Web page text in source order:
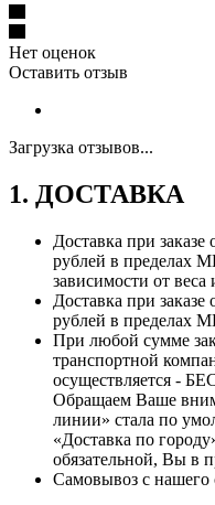
Нет оценок
Оставить отзыв
Загрузка отзывов...
1. ДОСТАВКА
Доставка при
рублей в пределах
зависимости от веса
Доставка при
рублей в
При любой сумме
транспортной
осуществляется -
Обращаем Ваше
линии» стала по
«Доставка по
обязательной, Вы в
Самовывоз с